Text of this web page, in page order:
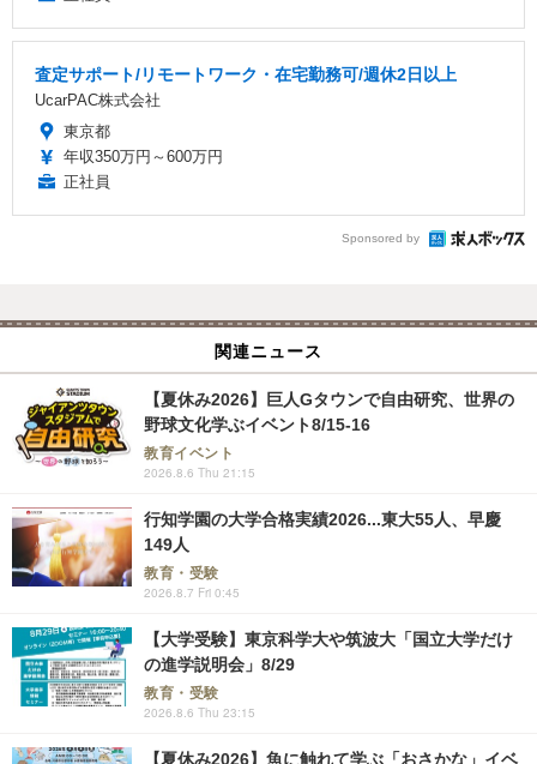
査定サポート/リモートワーク・在宅勤務可/週休2日以上
UcarPAC株式会社
東京都
年収350万円～600万円
正社員
Sponsored by
関連ニュース
【夏休み2026】巨人Gタウンで自由研究、世界の
野球文化学ぶイベント8/15-16
教育イベント
2026.8.6 Thu 21:15
行知学園の大学合格実績2026...東大55人、早慶
149人
教育・受験
2026.8.7 Fri 0:45
【大学受験】東京科学大や筑波大「国立大学だけ
の進学説明会」8/29
教育・受験
2026.8.6 Thu 23:15
【夏休み2026】魚に触れて学ぶ「おさかな」イベ